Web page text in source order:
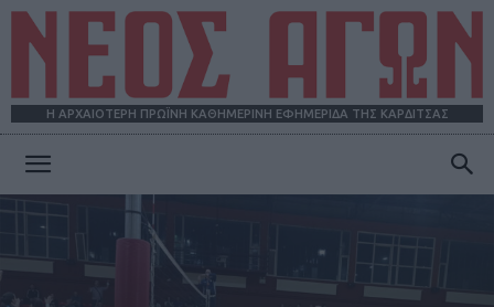
Η ΑΡΧΑΙΟΤΕΡΗ ΠΡΩΪΝΗ ΚΑΘΗΜΕΡΙΝΗ ΕΦΗΜΕΡΙΔΑ ΤΗΣ ΚΑΡΔΙΤΣΑΣ